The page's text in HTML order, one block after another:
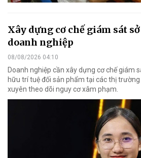
Xây dựng cơ chế giám sát
doanh nghiệp
08/08/2026 04:10
Doanh nghiệp cần xây dựng cơ chế giám
hữu trí tuệ đối sản phẩm tại các thị
xuyên theo dõi nguy cơ xâm phạm.